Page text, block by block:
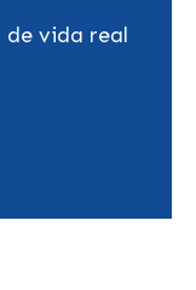
de vida real